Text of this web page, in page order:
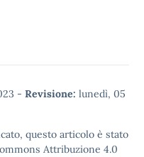
- Revisione: lunedì, 05
questo articolo è stato
Attribuzione 4.0